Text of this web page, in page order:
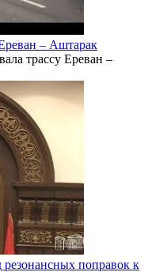
– Аштарак
трассу Ереван –
поправок к